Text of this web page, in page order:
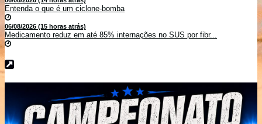
Entenda o que é um ciclone-bomba
06/08/2026 (15 horas atrás)
Medicamento reduz em até 85% internações no SUS por fibr...